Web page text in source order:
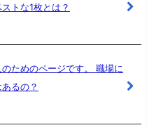
トな1枚とは？
ためのページです。 職場に
るの？